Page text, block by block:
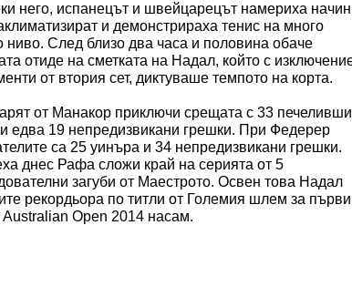
него, испанецът и швейцарецът намериха начин
и демонстрираха тенис на много
ниво. След близо два часа и половина обаче
отиде на сметката на Надал, който с
от втория сет, диктуваше темпото на корта.
от Манакор приключи срещата с 33 печеливши
едва 19 непредизвикани грешки. При Федерер
са 25 уинъра и 34 непредизвикани грешки.
днес Рафа сложи край на серията от 5
загуби от Маестрото. Освен това Надал
рекордьора по титли от Големия шлем за първи
Australian Open 2014 насам.